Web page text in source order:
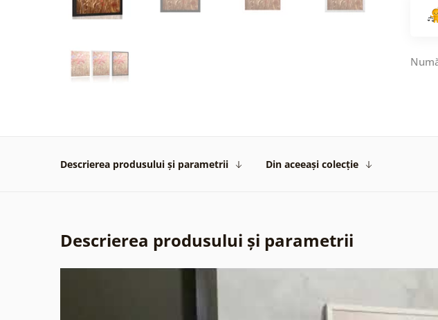
Descrierea produsului și parametrii Din aceeași colecție
Descrierea produsului și parametrii